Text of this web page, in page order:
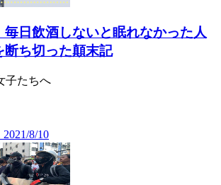
毎日飲酒しないと眠れなかった人
断ち切った顛末記
子たちへ
2021/8/10